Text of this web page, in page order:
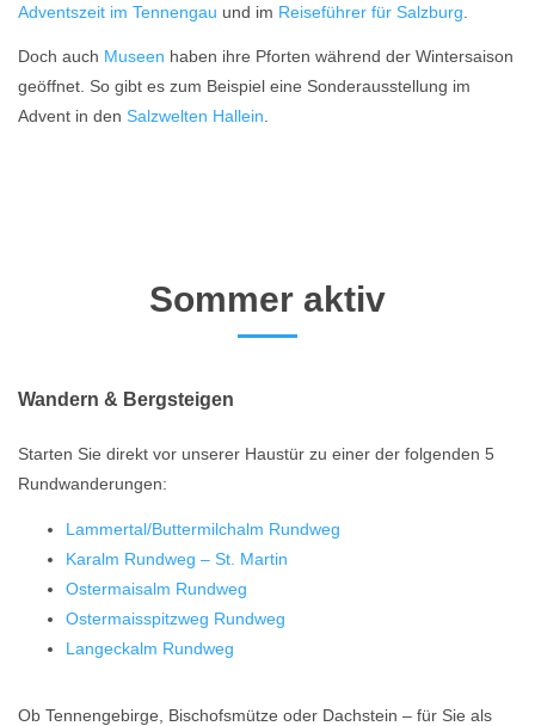
Adventszeit im Tennengau und im Reiseführer für Salzburg
Doch auch Museen haben ihre Pforten während der Wintersaison
geöffnet. So gibt es zum Beispiel eine Sonderausstellung im
Advent in den Salzwelten Hallein
Sommer aktiv
Wandern & Bergsteigen
Starten Sie direkt vor unserer Haustür zu einer der folgenden 5
Rundwanderungen:
Lammertal/Buttermilchalm Rundweg
Karalm Rundweg – St. Martin
Ostermaisalm Rundweg
Ostermaisspitzweg Rundweg
Langeckalm Rundweg
Ob Tennengebirge, Bischofsmütze oder Dachstein – für Sie als